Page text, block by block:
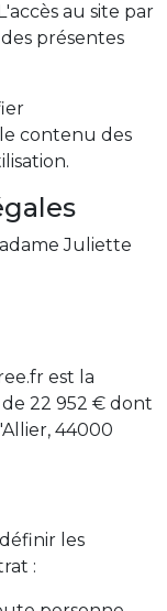
au site par
présentes
contenu des
Juliette
est la
22 952 € dont
44000
les
: